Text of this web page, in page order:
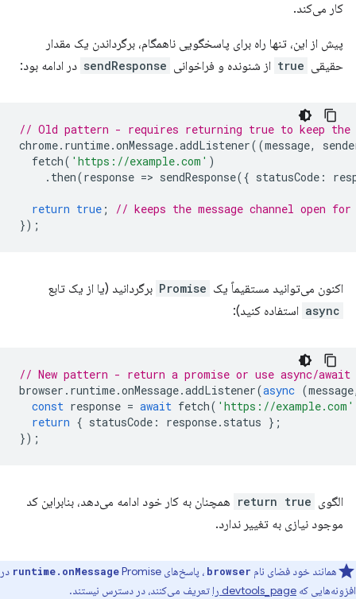
کار می‌کند.
پیش از این، تنها راه برای پاسخگویی ناهمگام، برگرداندن یک مقدار
حقیقی true از شنونده و فراخوانی sendResponse در ادامه بود:
// Old pattern - requires returning true to keep the
chrome. runtime.onMessage.addListener((message,
fetch( 'https://example.com' )
. then(response => sendResponse({ statusCode :
return true ;
// keeps the message channel open for
});
اکنون می‌توانید مستقیماً یک Promise برگردانید (یا از یک تابع
async استفاده کنید):
// New pattern - return a promise or use async/await
browser . runtime.onMessage.addListener(async (message
const response = await fetch( 'https://example.com'
return { statusCode : response. status };
});
الگوی return true همچنان به کار خود ادامه می‌دهد، بنابراین کد
موجود نیازی به تغییر ندارد.
همانند خود فضای نام browser ، پاسخ‌های runtime.onMessage Promise در
افزونه‌هایی که devtools_page را تعریف می‌کنند، در دسترس نیستند.